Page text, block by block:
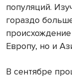
популяций.
гораздо
Европу, но и
В сентябре